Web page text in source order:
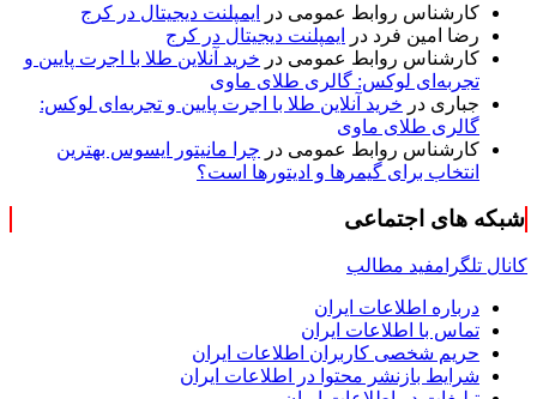
کارشناس روابط عمومی در
ایمپلنت دیجیتال در کرج
رضا امین فرد در
ایمپلنت دیجیتال در کرج
کارشناس روابط عمومی در خرید آنلاین طلا با اجرت پایین و
تجربه‌ای لوکس: گالری طلای ماوی
جباری در خرید آنلاین طلا با اجرت پایین و تجربه‌ای لوکس:
گالری طلای ماوی
کارشناس روابط عمومی در چرا مانیتور ایسوس بهترین
انتخاب برای گیمرها و ادیتورها است؟
شبکه های اجتماعی
کانال تلگرامفید مطالب
درباره اطلاعات ایران
تماس با اطلاعات ایران
حریم شخصی کاربران اطلاعات ایران
شرایط بازنشر محتوا در اطلاعات ایران